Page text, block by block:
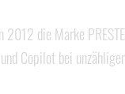
die Marke
Copilot bei